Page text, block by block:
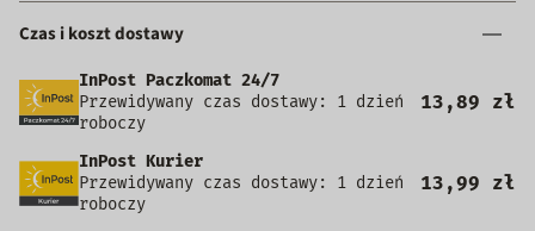
Czas i koszt dostawy
InPost Paczkomat 24/7
Przewidywany czas dostawy: 1 dzień
roboczy
13,89 zł
InPost Kurier
Przewidywany czas dostawy: 1 dzień
roboczy
13,99 zł